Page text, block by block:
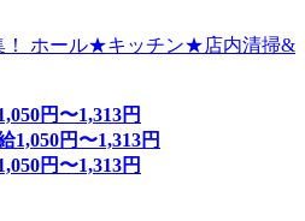
！ ホール★キッチン★店内清掃&
円〜1,313円
1,050円〜1,313円
円〜1,313円